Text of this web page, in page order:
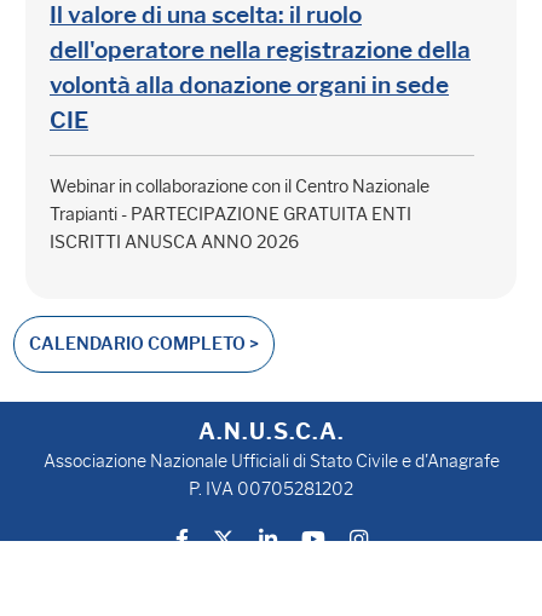
Il valore di una scelta: il ruolo
dell'operatore nella registrazione della
volontà alla donazione organi in sede
CIE
Webinar in collaborazione con il Centro Nazionale
Trapianti - PARTECIPAZIONE GRATUITA ENTI
ISCRITTI ANUSCA ANNO 2026
CALENDARIO COMPLETO >
A.N.U.S.C.A.
Associazione Nazionale Ufficiali di Stato Civile e d'Anagrafe
P. IVA 00705281202